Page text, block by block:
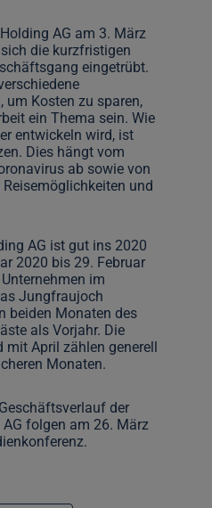
AG am 3. März
die kurzfristigen
eingetrübt.
Kosten zu sparen,
ein Thema sein. Wie
entwickeln wird, ist
Dies hängt vom
ab sowie von
und
AG ist gut ins 2020
2020 bis 29. Februar
im
Jungfraujoch
beiden Monaten des
als Vorjahr. Die
April zählen generell
Monaten.
der
folgen am 26. März